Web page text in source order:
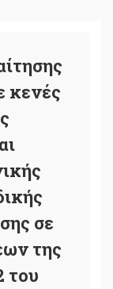
κενές
σε
της
του